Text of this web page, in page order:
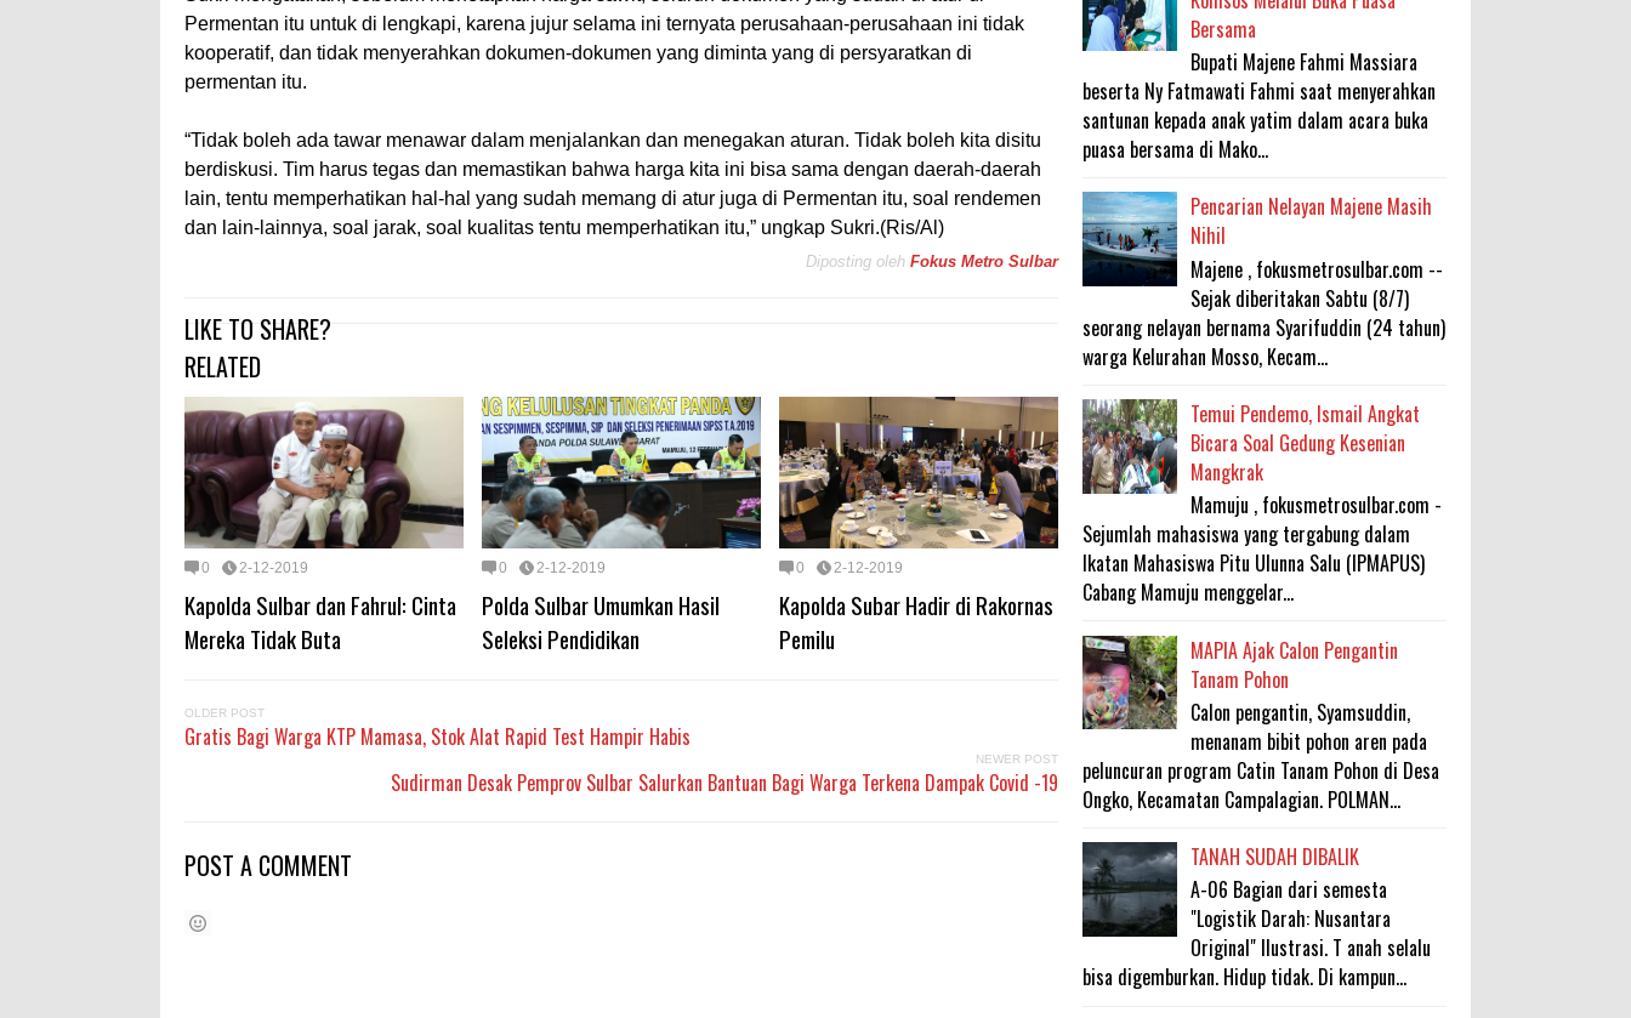
Permentan itu untuk di lengkapi, karena jujur selama ini ternyata perusahaan-perusahaan ini tidak
kooperatif, dan tidak menyerahkan dokumen-dokumen yang diminta yang di persyaratkan di
permentan itu.
“Tidak boleh ada tawar menawar dalam menjalankan dan menegakan aturan. Tidak boleh kita disitu
berdiskusi. Tim harus tegas dan memastikan bahwa harga kita ini bisa sama dengan daerah-daerah
lain, tentu memperhatikan hal-hal yang sudah memang di atur juga di Permentan itu, soal rendemen
dan lain-lainnya, soal jarak, soal kualitas tentu memperhatikan itu,” ungkap Sukri.(Ris/Al)
Diposting oleh Fokus Metro Sulbar
LIKE TO SHARE?
RELATED
0 2-12-2019
Kapolda Sulbar dan Fahrul: Cinta
Mereka Tidak Buta
0 2-12-2019
Polda Sulbar Umumkan Hasil
Seleksi Pendidikan
0 2-12-2019
Kapolda Subar Hadir di Rakornas
Pemilu
OLDER POST
Gratis Bagi Warga KTP Mamasa, Stok Alat Rapid Test Hampir Habis
NEWER POST
Sudirman Desak Pemprov Sulbar Salurkan Bantuan Bagi Warga Terkena Dampak Covid -19
POST A COMMENT
Bersama
Bupati Majene Fahmi Massiara
beserta Ny Fatmawati Fahmi saat menyerahkan
santunan kepada anak yatim dalam acara buka
puasa bersama di Mako...
Pencarian Nelayan Majene Masih
Nihil
Majene , fokusmetrosulbar.com --
Sejak diberitakan Sabtu (8/7)
seorang nelayan bernama Syarifuddin (24 tahun)
warga Kelurahan Mosso, Kecam...
Temui Pendemo, Ismail Angkat
Bicara Soal Gedung Kesenian
Mangkrak
Mamuju , fokusmetrosulbar.com -
Sejumlah mahasiswa yang tergabung dalam
Ikatan Mahasiswa Pitu Ulunna Salu (IPMAPUS)
Cabang Mamuju menggelar...
MAPIA Ajak Calon Pengantin
Tanam Pohon
Calon pengantin, Syamsuddin,
menanam bibit pohon aren pada
peluncuran program Catin Tanam Pohon di Desa
Ongko, Kecamatan Campalagian. POLMAN...
TANAH SUDAH DIBALIK
A-06 Bagian dari semesta
"Logistik Darah: Nusantara
Original" Ilustrasi. T anah selalu
bisa digemburkan. Hidup tidak. Di kampun...